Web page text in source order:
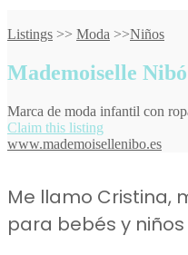
Listings >> Moda >>Niños
Mademoiselle Nibó
Marca de moda infantil con
Claim this listing
www.mademoisellenibo.es
Me llamo Cristina,
para bebés y